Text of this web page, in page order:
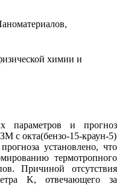
химии и
параметров и прогноз
с окта(бензо-15-краун-5)
установлено, что
термотропного
Причиной отсутствия
K, отвечающего за